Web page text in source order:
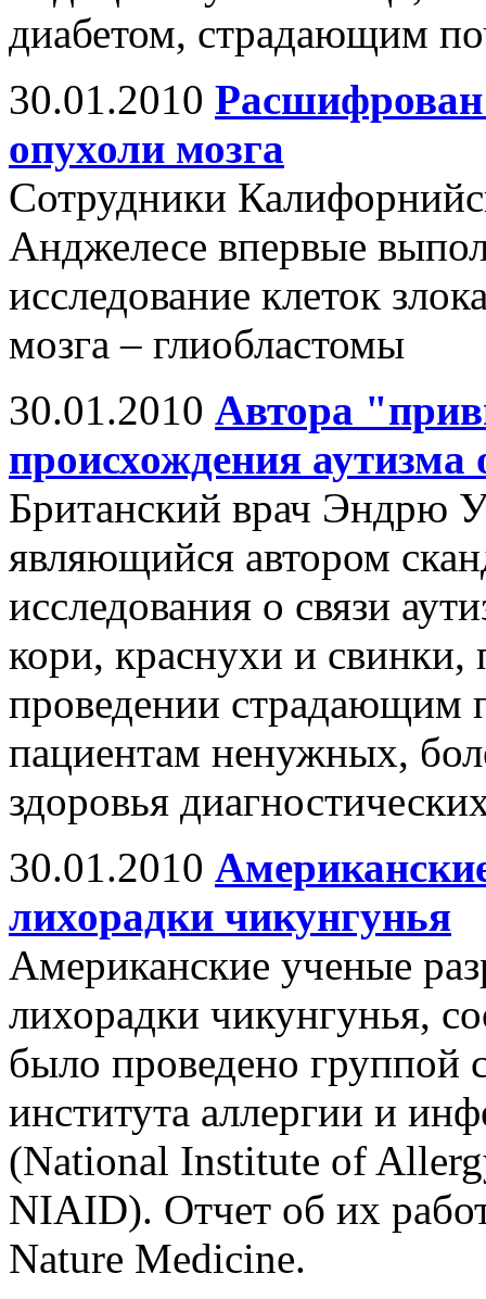
диабетом, страдающим
30.01.2010 Расшифрован
опухоли мозга
Сотрудники
Анджелесе впервые
исследование клеток
мозга – глиобластомы
30.01.2010 Автора
происхождения
Британский врач Эндрю
являющийся автором
исследования о связи
кори, краснухи и
проведении страдающим
пациентам ненужных,
здоровья
30.01.2010
лихорадки чикунгунья
Американские ученые
лихорадки чикунгунья,
было проведено группой
института аллергии и
(National Institute of
NIAID). Отчет об их
Nature Medicine.